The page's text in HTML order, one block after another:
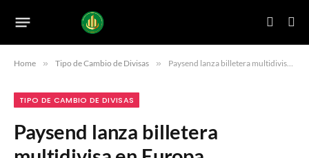
Home » Tipo de Cambio de Divisas » Paysend lanza billetera multidivisa en Europa
TIPO DE CAMBIO DE DIVISAS
Paysend lanza billetera